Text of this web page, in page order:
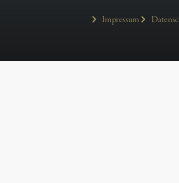
Impressum